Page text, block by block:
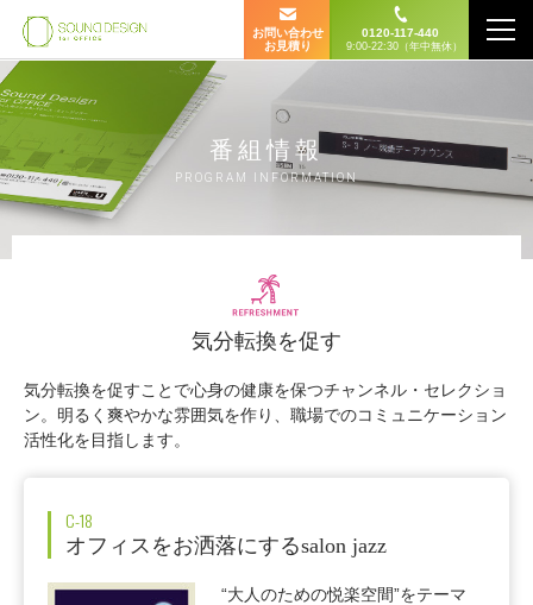
お問い合わせ
お見積り
0120-117-440
9:00-22:30（年中無休）
番組情報
PROGRAM INFORMATION
気分転換を促す
気分転換を促すことで心身の健康を保つチャンネル・セレクショ
ン。明るく爽やかな雰囲気を作り、職場でのコミュニケーション
活性化を目指します。
C-18
オフィスをお洒落にするsalon jazz
“大人のための悦楽空間”をテーマ